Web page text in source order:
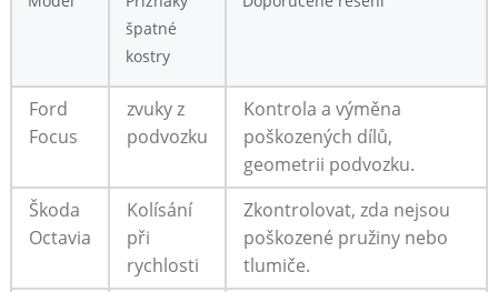
špatné
kostry
Ford
Focus
zvuky z ​
podvozku
Kontrola a výměna
poškozených dílů,
‌geometrii podvozku.
Škoda
Octavia
Kolísání
při
rychlosti
Zkontrolovat, zda nejsou
poškozené pružiny nebo
tlumiče.